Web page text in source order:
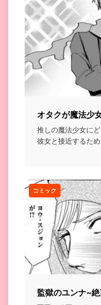
オタクが魔法少
推しの魔法少女に
彼女と接近するた
コミック
監獄のユンナ~